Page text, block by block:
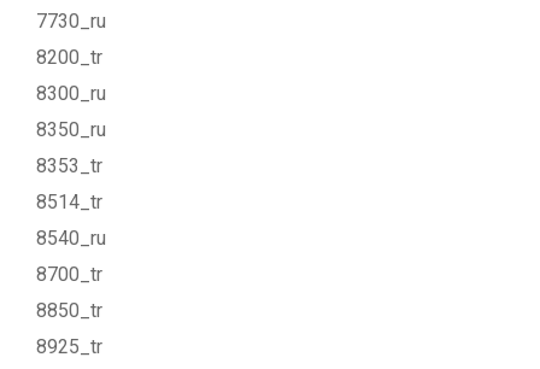
7730_ru
8200_tr
8300_ru
8350_ru
8353_tr
8514_tr
8540_ru
8700_tr
8850_tr
8925_tr